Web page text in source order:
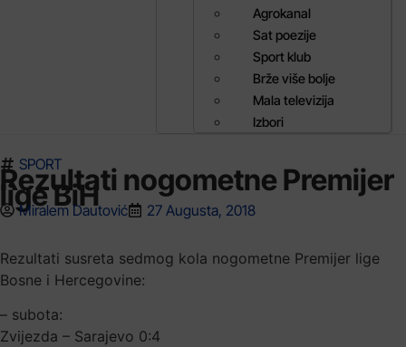
Agrokanal
Sat poezije
Sport klub
Brže više bolje
Mala televizija
Izbori
SPORT
Rezultati nogometne Premijer
lige BiH
Miralem Dautović 27 Augusta, 2018
Rezultati susreta sedmog kola nogometne Premijer lige
Bosne i Hercegovine:
– subota:
Zvijezda – Sarajevo 0:4